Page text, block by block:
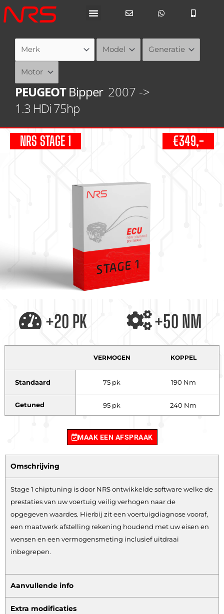
Ga
naar
PEUGEOTBipper 2007 ->
1.3 HDi 75hp
NRS STAGE 1 €349,-
+20 PK +50 NM
VERMOGEN KOPPEL
Standaard 75 pk 190 Nm
Getuned 95 pk 240 Nm
MAAK EEN AFSPRAAK
Omschrijving
Stage 1 chiptuning is door NRS ontwikkelde software welke de
prestaties van uw voertuig veilig verhogen naar de
opgegeven waardes. Hierbij zit een voertuigdiagnose vooraf,
een maatwerk afstelling rekening houdend met uw eisen en
wensen en een vermogensmeting inclusief uitdraai
inbegrepen.
Aanvullende info
Extra modificaties